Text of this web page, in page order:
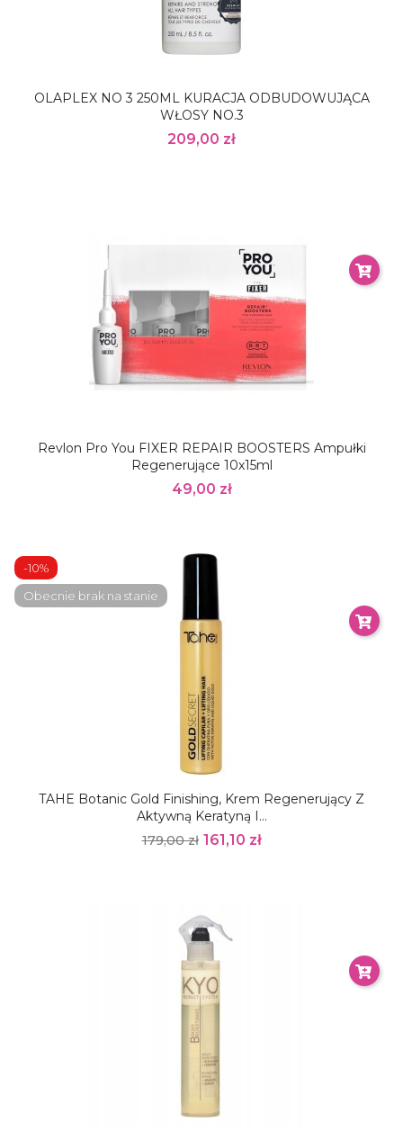
OLAPLEX NO 3 250ML KURACJA ODBUDOWUJĄCA
WŁOSY NO.3
209,00 zł
Revlon Pro You FIXER REPAIR BOOSTERS Ampułki
Regenerujące 10x15ml
49,00 zł
TAHE Botanic Gold Finishing, Krem Regenerujący Z
Aktywną Keratyną I...
179,00 zł 161,10 zł
-10%
Obecnie brak na stanie